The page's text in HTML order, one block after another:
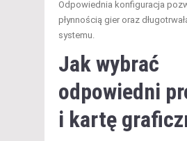
Odpowiednia konfiguracja
płynnością gier oraz
systemu.
Jak wybrać
odpowiedni
i kartę